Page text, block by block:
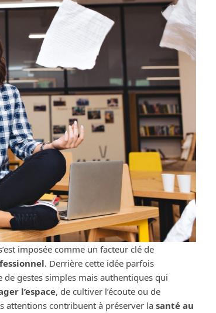
imposée comme un facteur clé de
. Derrière cette idée parfois
gestes simples mais authentiques qui
l’espace, de cultiver l’écoute ou de
attentions contribuent à préserver la santé au